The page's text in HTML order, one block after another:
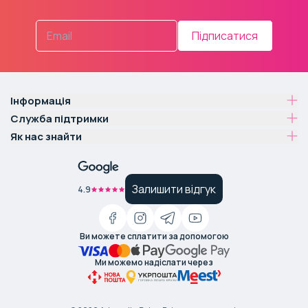
Підписатися
Інформація
Служба підтримки
Як нас знайти
4.9 Залишити відгук
Ви можете сплатити за допомогою
Ми можемо надіслати через